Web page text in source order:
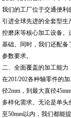
我们的工厂位于交通便
引进全球先进的全套型
控磨床等核心加工设备。
基础。同时，我们还配
参数要求。
二、全面覆盖的加工能力
在201/202各种轴零件的
径2mm，到最大直径
多样化需求。无论是单头
至50mm以内，我们都能